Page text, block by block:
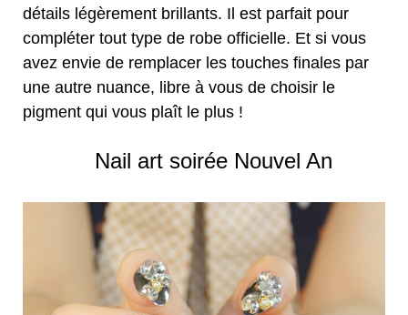
détails légèrement brillants. Il est parfait pour
compléter tout type de robe officielle. Et si vous
avez envie de remplacer les touches finales par
une autre nuance, libre à vous de choisir le
pigment qui vous plaît le plus !
Nail art soirée Nouvel An